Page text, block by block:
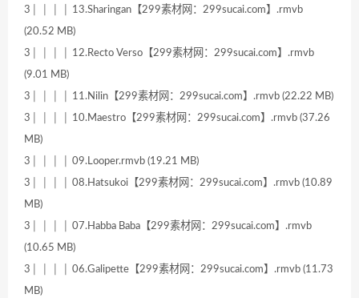
3│ │ │ │ 13.Sharingan【299素材网：299sucai.com】.rmvb
(20.52 MB)
3│ │ │ │ 12.Recto Verso【299素材网：299sucai.com】.rmvb
(9.01 MB)
3│ │ │ │ 11.Nilin【299素材网：299sucai.com】.rmvb (22.22 MB)
3│ │ │ │ 10.Maestro【299素材网：299sucai.com】.rmvb (37.26
MB)
3│ │ │ │ 09.Looper.rmvb (19.21 MB)
3│ │ │ │ 08.Hatsukoi【299素材网：299sucai.com】.rmvb (10.89
MB)
3│ │ │ │ 07.Habba Baba【299素材网：299sucai.com】.rmvb
(10.65 MB)
3│ │ │ │ 06.Galipette【299素材网：299sucai.com】.rmvb (11.73
MB)